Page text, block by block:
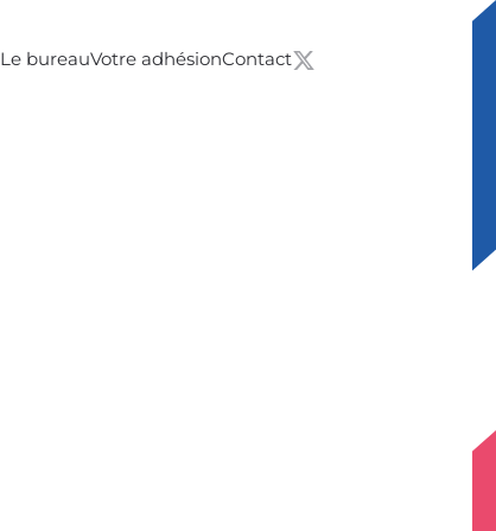
Le bureauVotre adhésionContact